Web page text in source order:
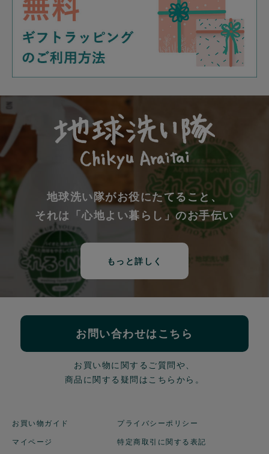
地球洗い隊がお役にたてること、
それは「心地よい暮らし」のお手伝い
もっと詳しく
お問い合わせはこちら
お買い物に関するご質問や、
商品に関する疑問はこちらから。
お買い物ガイド
マイページ
プライバシーポリシー
特定商取引に関する表記